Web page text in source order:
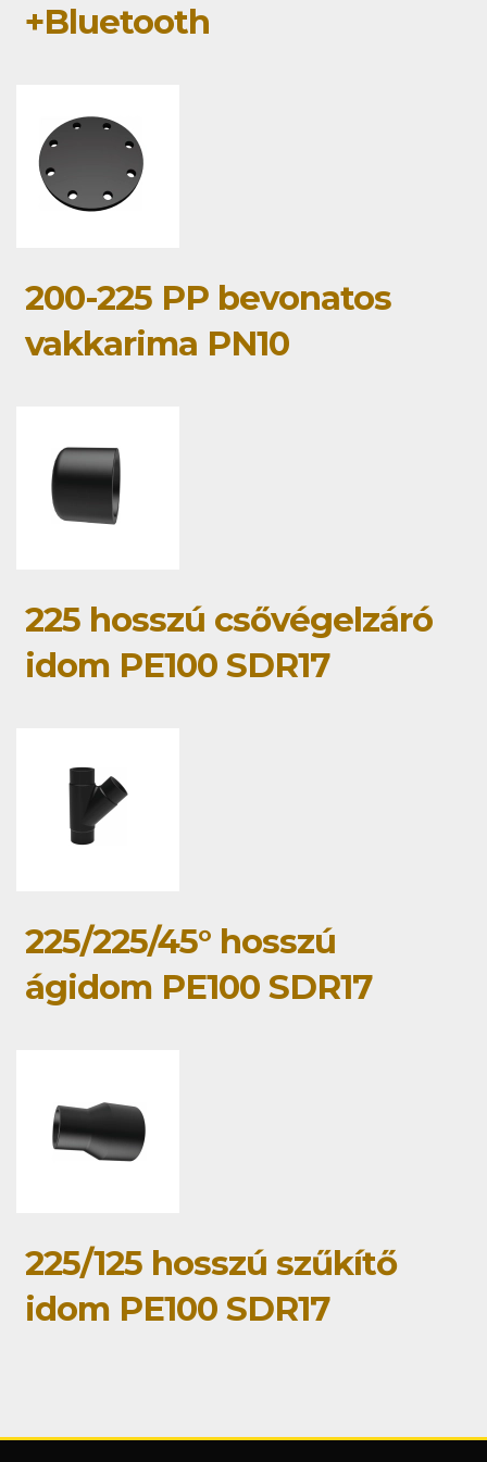
+Bluetooth
200-225 PP bevonatos
vakkarima PN10
225 hosszú csővégelzáró
idom PE100 SDR17
225/225/45° hosszú
ágidom PE100 SDR17
225/125 hosszú szűkítő
idom PE100 SDR17